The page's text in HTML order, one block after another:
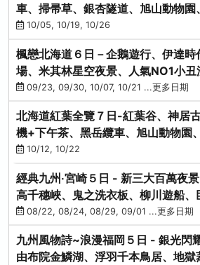
車、掃帚草、銀杏隧道、旭山動物園
場、冰的美術館
10/05, 10/19, 10/26
楓戀北海道６日－企鵝遊行、伊達
場、米其林星空夜景、人氣NO1小丑
幻燈遊步道、洞爺花火
09/23, 09/30, 10/07, 10/21 ...更多日期
北海道紅葉全覽７日-紅葉谷、神居
機+下午茶、黑岳纜車、旭山動物園
涮涮鍋(不進免稅店)
10/12, 10/22
經典九州‧宮崎５日 - 新三大百萬夜景
高千穗峽、鬼之洗衣板、柳川遊船、
見學試飲
08/22, 08/24, 08/29, 09/01 ...更多日期
九州風物詩~浪漫福岡５日 - 銀光閃
由布院金鱗湖、浮羽千本鳥居、地獄